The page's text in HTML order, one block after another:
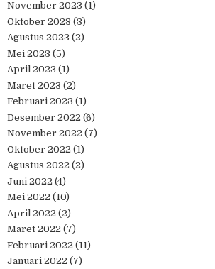
November 2023 (1)
Oktober 2023 (3)
Agustus 2023 (2)
Mei 2023 (5)
April 2023 (1)
Maret 2023 (2)
Februari 2023 (1)
Desember 2022 (6)
November 2022 (7)
Oktober 2022 (1)
Agustus 2022 (2)
Juni 2022 (4)
Mei 2022 (10)
April 2022 (2)
Maret 2022 (7)
Februari 2022 (11)
Januari 2022 (7)